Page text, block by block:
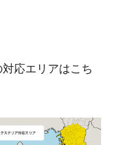
応エリアはこち